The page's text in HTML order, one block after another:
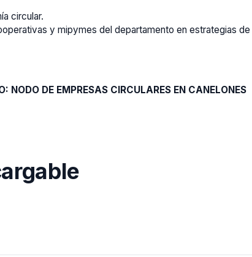
circular.
y mipymes del departamento en estrategias
NODO DE EMPRESAS CIRCULARES EN CANELONES